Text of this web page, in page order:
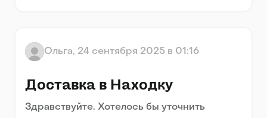
Ольга, 24 сентября 2025 в 01:16
Доставка в Находку
Здравствуйте. Хотелось бы уточнить